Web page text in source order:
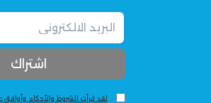
لقد قرأت الشروط والأحكام وأوافق